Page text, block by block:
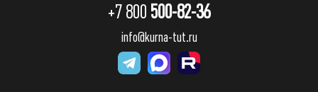
+7 800 500-82-36
info@kurna-tut.ru